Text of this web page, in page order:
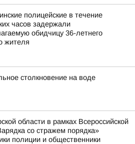
полицейские в течение
часов задержали
обидчицу 36-летнего
жителя
столкновение на воде
области в рамках Всероссийской
со стражем порядка»
полиции и общественники